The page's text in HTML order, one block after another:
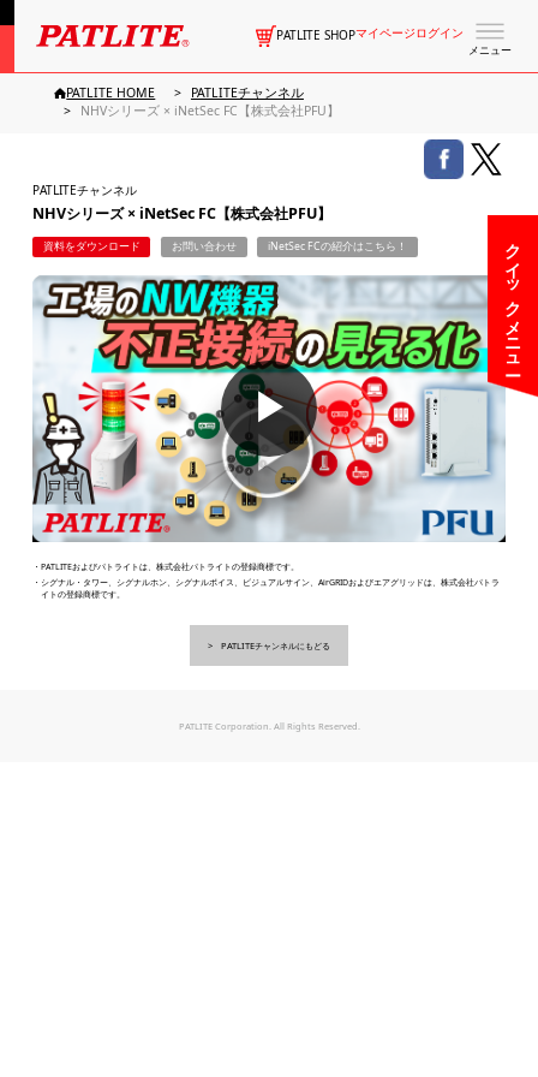
メニュー
PATLITE SHOPマイページログイン
クイックメニュー
PATLITE HOME
PATLITEチャンネル
NHVシリーズ × iNetSec FC【株式会社PFU】
PATLITEチャンネル
NHVシリーズ × iNetSec FC【株式会社PFU】
資料をダウンロード お問い合わせ iNetSec FCの紹介はこちら！
▶
・PATLITEおよびパトライトは、株式会社パトライトの登録商標です。
・シグナル・タワー、シグナルホン、シグナルボイス、ビジュアルサイン、AirGRIDおよびエアグリッドは、株式会社パトラ
イトの登録商標です。
PATLITEチャンネルにもどる
PATLITE Corporation. All Rights Reserved.